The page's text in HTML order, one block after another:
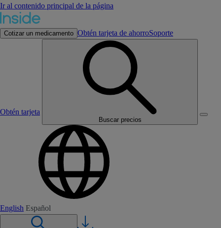
Ir al contenido principal de la página
Cotizar un medicamento Obtén tarjeta de ahorroSoporte
Obtén tarjeta
Buscar precios
English Español